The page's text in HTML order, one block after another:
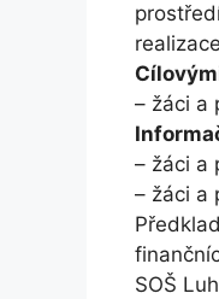
– žáci a
– žáci a
– žáci a
SOŠ